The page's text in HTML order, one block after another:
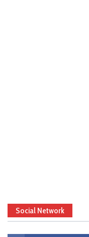
Social Network